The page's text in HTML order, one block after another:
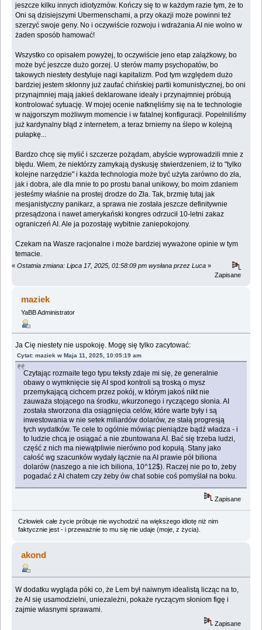
jeszcze kilku innych idiotyzmów. Kończy się to w każdym razie tym, że to
Oni są dzisiejszymi Ubermenschami, a przy okazji może powinni też
szerzyć swoje geny. No i oczywiście rozwoju i wdrażania AI nie wolno w
żaden sposób hamować!
Wszystko co opisałem powyżej, to oczywiście jeno etap zalążkowy, bo
może być jeszcze dużo gorzej. U sterów mamy psychopatów, bo
takowych niestety destyluje nagi kapitalizm. Pod tym względem dużo
bardziej jestem skłonny już zaufać chińskiej partii komunistycznej, bo oni
przynajmniej mają jakieś deklarowane ideały i przynajmniej próbują
kontrolować sytuację. W mojej ocenie natknęliśmy się na te technologie
w najgorszym możliwym momencie i w fatalnej konfiguracji. Popełniliśmy
już kardynalny błąd z internetem, a teraz brniemy na ślepo w kolejną
pułapkę...
Bardzo chcę się mylić i szczerze pożądam, abyście wyprowadzili mnie z
błędu. Wiem, że niektórzy zamykają dyskusję stwierdzeniem, iż to "tylko
kolejne narzędzie" i każda technologia może być użyta zarówno do zła,
jak i dobra, ale dla mnie to po prostu banał unikowy, bo moim zdaniem
jesteśmy właśnie na prostej drodze do Zła. Tak, brzmię tutaj jak
mesjanistyczny panikarz, a sprawa nie została jeszcze definitywnie
przesądzona i nawet amerykański kongres odrzucił 10-letni zakaz
ograniczeń AI. Ale ja pozostaję wybitnie zaniepokojony.
Czekam na Wasze racjonalne i może bardziej wyważone opinie w tym
temacie.
« Ostatnia zmiana: Lipca 17, 2025, 01:58:09 pm wysłana przez Luca »
Zapisane
maziek
YaBB Administrator
Ja Cię niestety nie uspokoję. Mogę się tylko zacytować:
Cytat: maziek w Maja 11, 2025, 10:05:19 am
Czytając rozmaite tego typu teksty zdaje mi się, że generalnie
obawy o wymknięcie się AI spod kontroli są troską o mysz
przemykającą cichcem przez pokój, w którym jakoś nikt nie
zauważa stojącego na środku, wkurzonego i ryczącego słonia. AI
została stworzona dla osiągnięcia celów, które warte były i są
inwestowania w nie setek miliardów dolarów, ze stałą progresją
tych wydatków. Te cele to ogólnie mówiąc pieniądze bądź władza - i
to ludzie chcą je osiągać a nie zbuntowana AI. Bać się trzeba ludzi,
część z nich ma niewątpliwie nierówno pod kopułą. Stany jako
całość wg szacunków wydały łącznie na AI prawie pół biliona
dolarów (naszego a nie ich biliona, 10^12$). Raczej nie po to, żeby
pogadać z AI chatem czy żeby ów chat sobie coś pomyślał na boku.
Zapisane
Człowiek całe życie próbuje nie wychodzić na większego idiotę niż nim
faktycznie jest - i przeważnie to mu się nie udaje (moje, z życia).
akond
W dodatku wygląda póki co, że Lem był naiwnym idealistą licząc na to,
że AI się usamodzielni, uniezależni, pokaże ryczącym słoniom figę i
zajmie własnymi sprawami.
Zapisane